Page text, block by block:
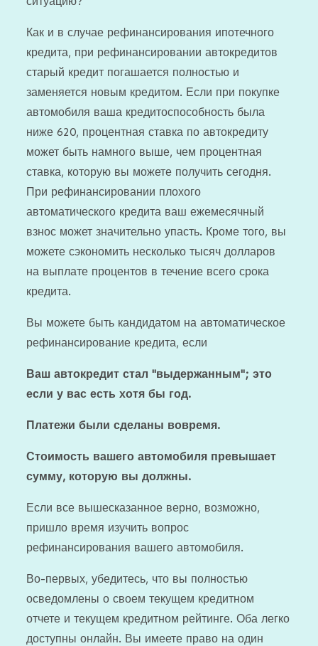
Как и в случае рефинансирования ипотечного
кредита, при рефинансировании автокредитов
старый кредит погашается полностью и
заменяется новым кредитом. Если при покупке
автомобиля ваша кредитоспособность была
ниже 620, процентная ставка по автокредиту
может быть намного выше, чем процентная
ставка, которую вы можете получить сегодня.
При рефинансировании плохого
автоматического кредита ваш ежемесячный
взнос может значительно упасть. Кроме того, вы
можете сэкономить несколько тысяч долларов
на выплате процентов в течение всего срока
кредита.
Вы можете быть кандидатом на автоматическое
рефинансирование кредита, если
Ваш автокредит стал "выдержанным"; это
если у вас есть хотя бы год.
Платежи были сделаны вовремя.
Стоимость вашего автомобиля превышает
сумму, которую вы должны.
Если все вышесказанное верно, возможно,
пришло время изучить вопрос
рефинансирования вашего автомобиля.
Во-первых, убедитесь, что вы полностью
осведомлены о своем текущем кредитном
отчете и текущем кредитном рейтинге. Оба легко
доступны онлайн. Вы имеете право на один